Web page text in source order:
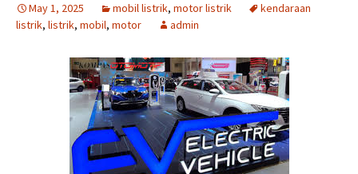
May 1, 2025 mobil listrik, motor listrik
kendaraan
listrik, listrik, mobil, motor admin